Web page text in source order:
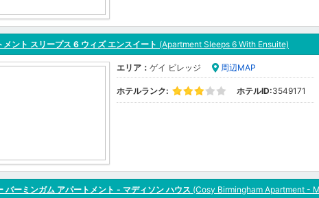
メント スリープス 6 ウィズ エンスイート (Apartment Sleeps 6 With Ensuite)
エリア： ゲイ ビレッジ 周辺MAP
ホテルランク: ホテルID:3549171
バーミンガム アパートメント - マディソン ハウス (Cosy Birmingham Apartment -